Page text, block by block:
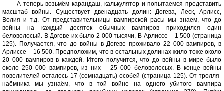
А теперь возьмём карандаш, калькулятор и попытаемся представить
масштаб войны. Существует двенадцать долин: Догева, Леск, Арлисс,
Волия и т.д. От представительницы вампирской расы мы знаем, что до
войны на каждый десяток обычных вампиров приходился один
беловолосый. В Догеве их было 2 000 тысячи, В Арлиссе – 1 500 (страница
125). Получается, что до войны в Догеве проживало 22 000 вампиров, в
Арлиссе – 16 500. Предположим, что в остальных долинах жило тоже около
20 000 вампиров в каждой. Итого получится, что до войны в мире было
около 250 000 вампиров, из них – 25 000 беловолосых. В конце войны
повелителей осталось 17 (семнадцать) особей (страница 125). От тролля-
наёмника мы узнаём, что в той войне на одного убитого вампира